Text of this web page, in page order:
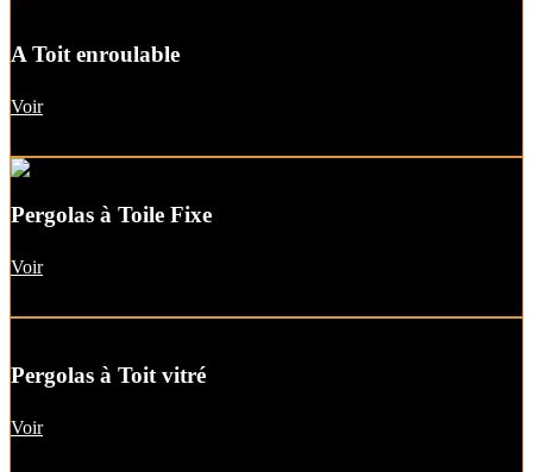
A Toit enroulable
Voir
Pergolas à Toile Fixe
Voir
Pergolas à Toit vitré
Voir